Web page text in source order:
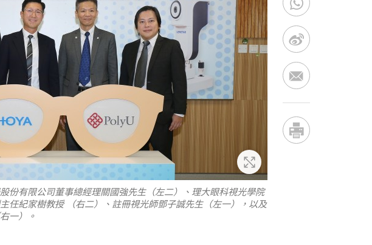
放大
份有限公司董事總經理關國強先生（左二）、理大眼科視光學院
任紀家樹教授 （右二）、註冊視光師鄧子誠先生（左一），以及
一）。